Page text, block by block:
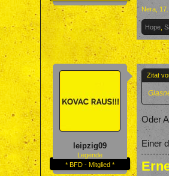
Nera
Hope ,
leipzig09
Legende
* BFD - Mitglied *
Zitat
Oder
Einer